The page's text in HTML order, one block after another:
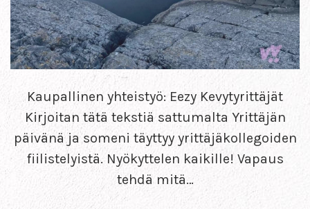
Kaupallinen yhteistyö: Eezy Kevytyrittäjät
Kirjoitan tätä tekstiä sattumalta Yrittäjän
päivänä ja someni täyttyy yrittäjäkollegoiden
fiilistelyistä. Nyökyttelen kaikille! Vapaus
tehdä mitä…